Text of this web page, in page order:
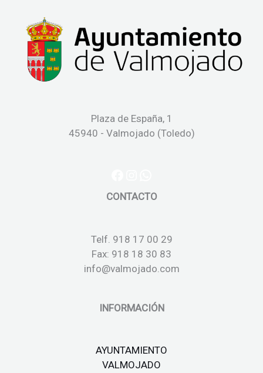
Plaza de España, 1
45940 - Valmojado (Toledo)
CONTACTO
Telf. 918 17 00 29
Fax: 918 18 30 83
info@valmojado.com
INFORMACIÓN
AYUNTAMIENTO
VALMOJADO